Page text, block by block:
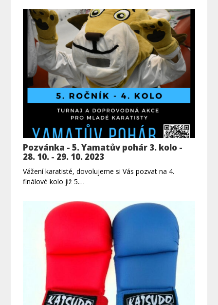
Pozvánka - 5. Yamatův pohár 3. kolo -
28. 10. - 29. 10. 2023
Vážení karatisté, dovolujeme si Vás pozvat na 4.
finálové kolo již 5.…